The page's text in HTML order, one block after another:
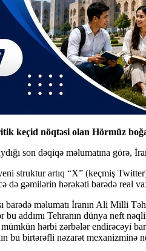
keçid nöqtəsi olan Hörmüz
son dəqiqə məlumatına görə,
struktur artıq “X” (keçmiş
də gəmilərin hərəkəti barədə real
barədə məlumatı İranın Ali
addımı Tehranın dünya neft
hərbi zərbələr endirəcəyi
bu birtərəfli nəzarət mexanizminə